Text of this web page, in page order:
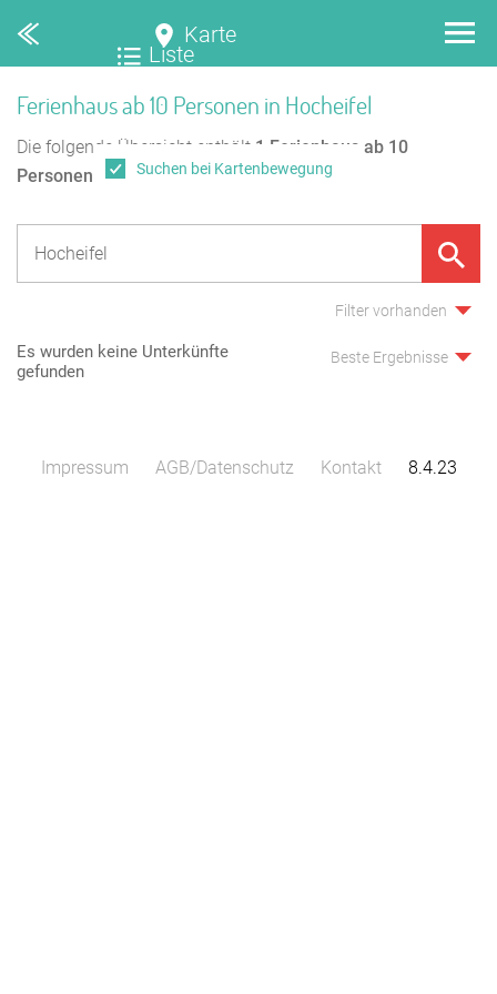
Karte
Liste
Ferienhaus ab 10 Personen in Hocheifel
Die folgende Übersicht enthält 1 Ferienhaus ab 10
Personen in Hocheifel.
Filter vorhanden
Es wurden keine Unterkünfte
gefunden
Beste Ergebnisse
Suchen bei Kartenbewegung
Impressum AGB/Datenschutz Kontakt 8.4.23